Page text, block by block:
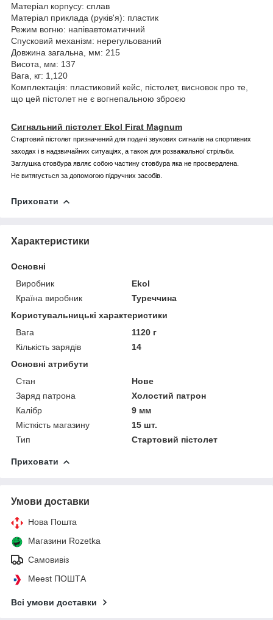
Матеріал корпусу: сплав
Матеріал приклада (руків'я): пластик
Режим вогню: напівавтоматичний
Спусковий механізм: нерегульований
Довжина загальна, мм: 215
Висота, мм: 137
Вага, кг: 1,120
Комплектація: пластиковий кейс, пістолет, висновок про те,
що цей пістолет не є вогнепальною зброєю
Сигнальний пістолет Ekol Firat Magnum
Стартовий пістолет призначений для подачі звукових сигналів на спортивних
заходах і в надзвичайних ситуаціях, а також для розважальної стрільби.
Заглушка стовбура являє собою частину стовбура яка не просвердлена.
Не витягується за допомогою підручних засобів.
Приховати
Характеристики
Основні
Виробник
Ekol
Країна виробник
Туреччина
Користувальницькі характеристики
Вага
1120 г
Кількість зарядів
14
Основні атрибути
Стан
Нове
Заряд патрона
Холостий патрон
Калібр
9 мм
Місткість магазину
15 шт.
Тип
Стартовий пістолет
Приховати
Умови доставки
Нова Пошта
Магазини Rozetka
Самовивіз
Meest ПОШТА
Всі умови доставки